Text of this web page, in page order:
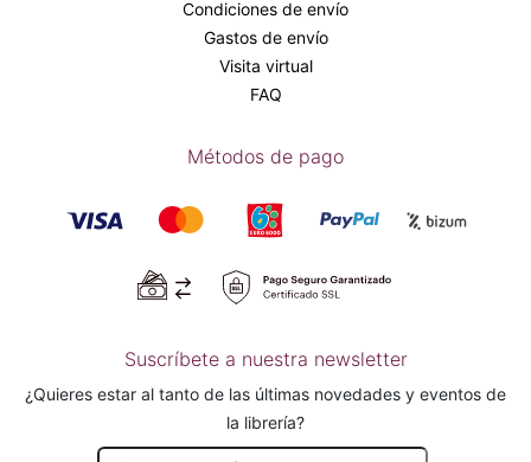
Condiciones de envío
Gastos de envío
Visita virtual
FAQ
Métodos de pago
Suscríbete a nuestra newsletter
¿Quieres estar al tanto de las últimas novedades y eventos de
la librería?